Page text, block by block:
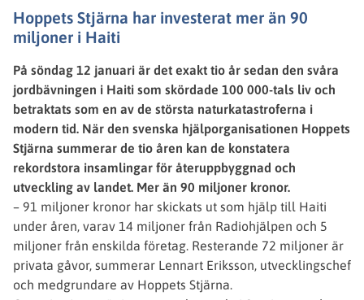
Hoppets Stjärna har investerat mer än 90
miljoner i Haiti
På söndag 12 januari är det exakt tio år sedan den svåra
jordbävningen i Haiti som skördade 100 000-tals liv och
betraktats som en av de största naturkatastroferna i
modern tid. När den svenska hjälporganisationen Hoppets
Stjärna summerar de tio åren kan de konstatera
rekordstora insamlingar för återuppbyggnad och
utveckling av landet. Mer än 90 miljoner kronor.
– 91 miljoner kronor har skickats ut som hjälp till Haiti
under åren, varav 14 miljoner från Radiohjälpen och 5
miljoner från enskilda företag. Resterande 72 miljoner är
privata gåvor, summerar Lennart Eriksson, utvecklingschef
och medgrundare av Hoppets Stjärna.